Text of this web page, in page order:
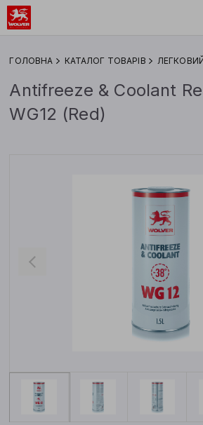
ГОЛОВНА КАТАЛОГ ТОВАРІВ
Antifreeze & Coolant
WG12 (Red)